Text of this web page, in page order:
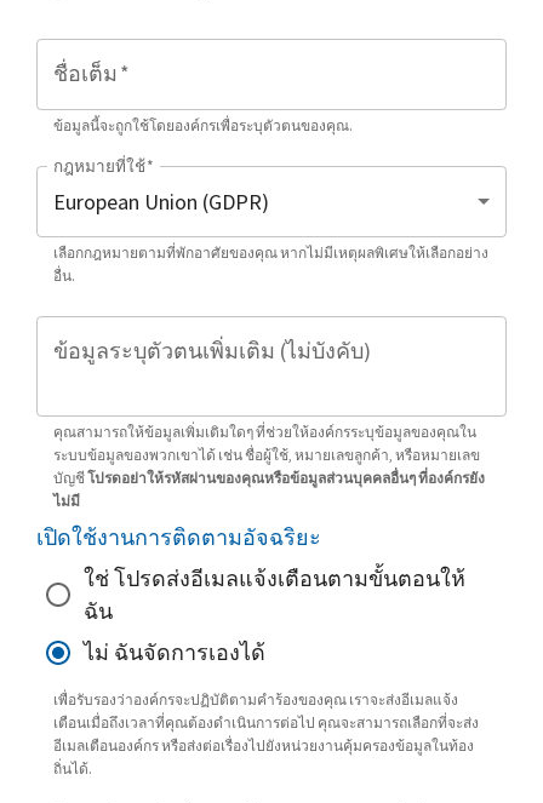
ชื่อเต็ม *
ข้อมูลนี้จะถูกใช้โดยองค์กรเพื่อระบุตัวตนของคุณ.
กฎหมายที่ใช้*
เลือกกฎหมายตามที่พักอาศัยของคุณ หากไม่มีเหตุผลพิเศษให้เลือกอย่าง
อื่น.
ข้อมูลระบุตัวตนเพิ่มเติม (ไม่บังคับ)
คุณสามารถให้ข้อมูลเพิ่มเติมใดๆ ที่ช่วยให้องค์กรระบุข้อมูลของคุณใน
ระบบข้อมูลของพวกเขาได้ เช่น ชื่อผู้ใช้, หมายเลขลูกค้า, หรือหมายเลข
บัญชีโปรดอย่าให้รหัสผ่านของคุณหรือข้อมูลส่วนบุคคลอื่นๆ ที่องค์กรยัง
ไม่มี
เปิดใช้งานการติดตามอัจฉริยะ
ใช่ โปรดส่งอีเมลแจ้งเตือนตามขั้นตอนให้
ฉัน
ไม่ ฉันจัดการเองได้
เพื่อรับรองว่าองค์กรจะปฏิบัติตามคำร้องของคุณ เราจะส่งอีเมลแจ้ง
เตือนเมื่อถึงเวลาที่คุณต้องดำเนินการต่อไป คุณจะสามารถเลือกที่จะส่ง
อีเมลเตือนองค์กร หรือส่งต่อเรื่องไปยังหน่วยงานคุ้มครองข้อมูลในท้อง
ถิ่นได้.